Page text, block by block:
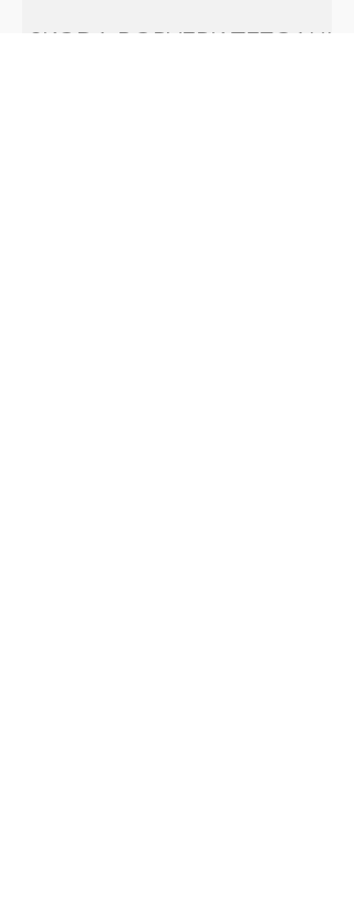
SKODA BORVERK TEZGAHI